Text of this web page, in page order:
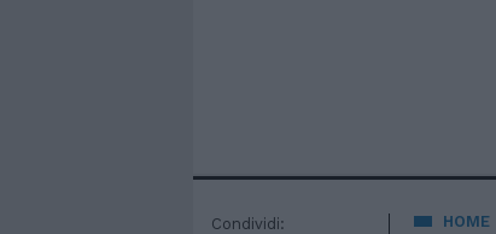
HOME
Condividi: